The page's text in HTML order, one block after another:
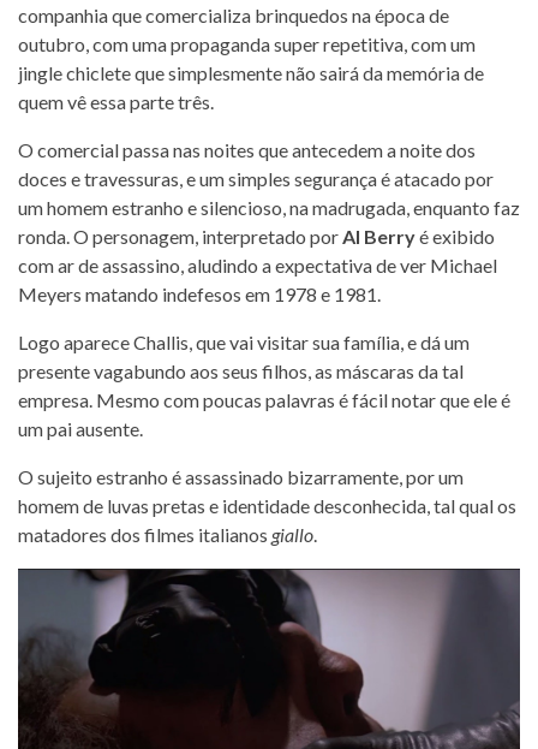
companhia que comercializa brinquedos na época de
outubro, com uma propaganda super repetitiva, com um
jingle chiclete que simplesmente não sairá da memória de
quem vê essa parte três.
O comercial passa nas noites que antecedem a noite dos
doces e travessuras, e um simples segurança é atacado por
um homem estranho e silencioso, na madrugada, enquanto faz
ronda. O personagem, interpretado porAl Berryé exibido
com ar de assassino, aludindo a expectativa de ver Michael
Meyers matando indefesos em 1978 e 1981.
Logo aparece Challis, que vai visitar sua família, e dá um
presente vagabundo aos seus filhos, as máscaras da tal
empresa. Mesmo com poucas palavras é fácil notar que ele é
um pai ausente.
O sujeito estranho é assassinado bizarramente, por um
homem de luvas pretas e identidade desconhecida, tal qual os
matadores dos filmes italianos giallo.